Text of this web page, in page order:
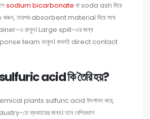
sodium bicarbonate বা soda ash দিয়ে
করুন, তারপর absorbent material দিয়ে শুষে
এ রাখুন। Large spill-এর জন্য
team ডাকুন। কখনই direct contact
sulfuric acid কি তৈরি হয়?
chemical plants sulfuric acid উৎপাদন করে,
তে ব্যবহারের জন্য। তবে বেশিরভাগ